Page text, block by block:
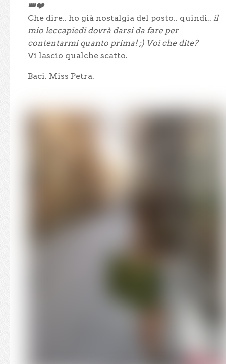
👑❤️
Che dire.. ho già nostalgia del posto.. quindi.. il
mio leccapiedi dovrà darsi da fare per
contentarmi quanto prima! ;) Voi che dite?
Vi lascio qualche scatto.
Baci. Miss Petra.